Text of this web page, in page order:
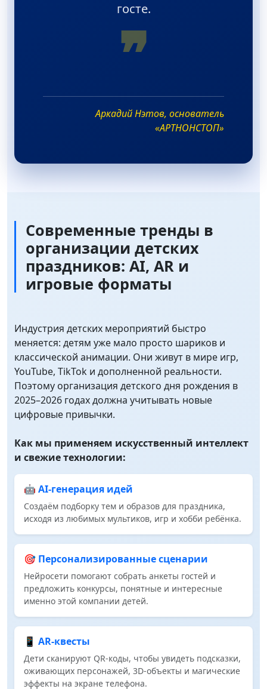
госте.
❞
Аркадий Нэтов, основатель
«АРТНОНСТОП»
Современные тренды в
организации детских
праздников: AI, AR и
игровые форматы
Индустрия детских мероприятий быстро
меняется: детям уже мало просто шариков и
классической анимации. Они живут в мире игр,
YouTube, TikTok и дополненной реальности.
Поэтому организация детского дня рождения в
2025–2026 годах должна учитывать новые
цифровые привычки.
Как мы применяем искусственный интеллект
и свежие технологии:
🤖 AI‑генерация идей
Создаём подборку тем и образов для праздника,
исходя из любимых мультиков, игр и хобби ребёнка.
🎯 Персонализированные сценарии
Нейросети помогают собрать анкеты гостей и
предложить конкурсы, понятные и интересные
именно этой компании детей.
📱 AR‑квесты
Дети сканируют QR‑коды, чтобы увидеть подсказки,
оживающих персонажей, 3D‑объекты и магические
эффекты на экране телефона.